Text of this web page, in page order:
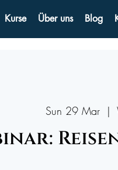
Kurse Über uns Blog
Sun 29 Mar
  |